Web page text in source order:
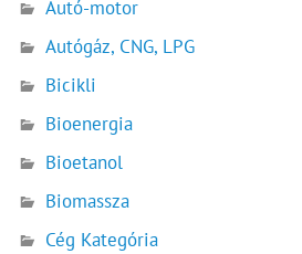
Autó-motor
Autógáz, CNG, LPG
Bicikli
Bioenergia
Bioetanol
Biomassza
Cég Kategória